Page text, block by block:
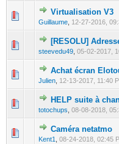
Virtualisation V3
Guillaume 12-27-2016,
0 Vote(s) - 0
[RESOLU]
steevedu49 05-02-2017,
0 Vote(s) - 0
Achat écran
Julien 12-13-2017, 11:40
0 Vote(s) - 0
HELP suite à
totochups 08-08-2018,
0 Vote(s) - 0
Caméra netatmo
Kent1 08-24-2018, 02:45
0 Vote(s) - 0